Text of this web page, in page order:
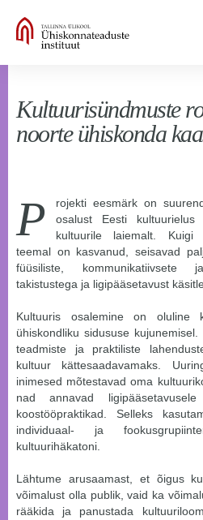
Kultuurisündmuste
noorte ühiskonda
P
rojekti eesmärk on
osalust Eesti
kultuurile laiemalt. Kuigi
teemal on kasvanud, seisavad
füüsiliste, kommunikatiivsete
takistustega ja ligipääsetavust
Kultuuris osalemine on oluline
ühiskondliku sidususe
teadmiste ja praktiliste
kultuur kättesaadavamaks.
inimesed mõtestavad oma
nad annavad
koostööpraktikad. Selleks
individuaal- ja
kultuurihäkatoni.
Lähtume arusaamast, et õigus
võimalust olla publik, vaid ka
rääkida ja panustada